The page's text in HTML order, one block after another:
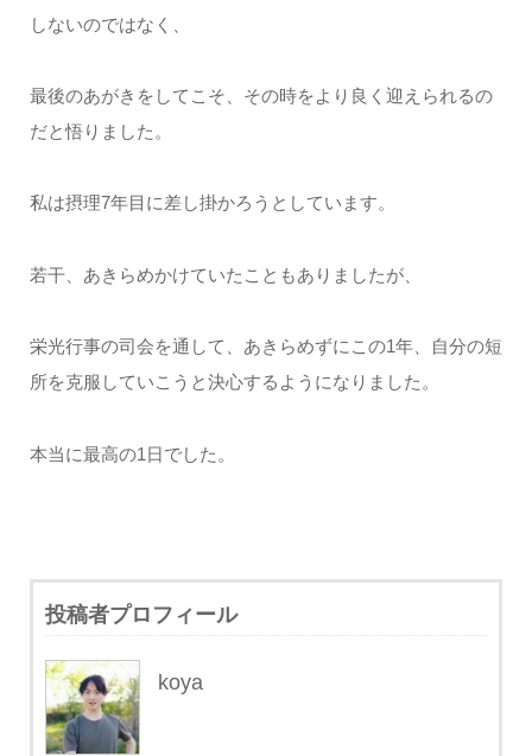
しないのではなく、
最後のあがきをしてこそ、その時をより良く迎えられるの
だと悟りました。
私は摂理7年目に差し掛かろうとしています。
若干、あきらめかけていたこともありましたが、
栄光行事の司会を通して、あきらめずにこの1年、自分の短
所を克服していこうと決心するようになりました。
本当に最高の1日でした。
投稿者プロフィール
koya